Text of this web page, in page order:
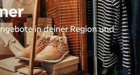
in deiner Region und